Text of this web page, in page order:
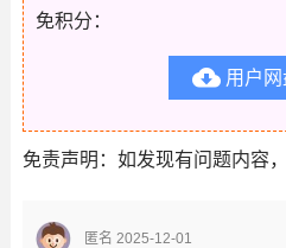
免积分：
用户网
免责声明：如发现有问题内容，
匿名 2025-12-01